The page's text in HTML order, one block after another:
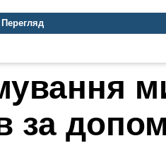
Перегляд
за